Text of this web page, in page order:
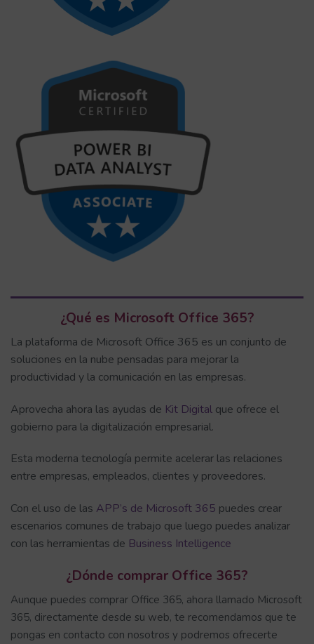
¿Qué es Microsoft Office 365?
La plataforma de Microsoft Office 365 es un conjunto de
soluciones en la nube pensadas para mejorar la
productividad y la comunicación en las empresas.
Aprovecha ahora las ayudas de Kit Digital que ofrece el
gobierno para la digitalización empresarial.
Esta moderna tecnología permite acelerar las relaciones
entre empresas, empleados, clientes y proveedores.
Con el uso de las APP’s de Microsoft 365 puedes crear
escenarios comunes de trabajo que luego puedes analizar
con las herramientas de Business Intelligence
¿Dónde comprar Office 365?
Aunque puedes comprar Office 365, ahora llamado Microsoft
365, directamente desde su web, te recomendamos que te
pongas en contacto con nosotros y podremos ofrecerte